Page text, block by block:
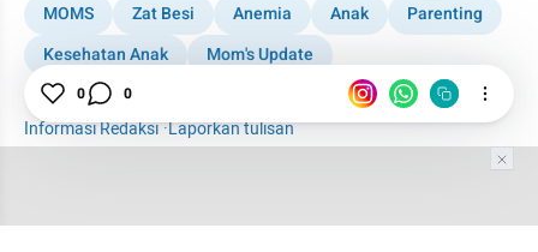
MOMS Zat Besi Anemia Anak
Parenting
Kesehatan Anak
Mom's Update
Tumbuh Kembang Anak
Informasi Redaksi·Laporkan tulisan
0 0